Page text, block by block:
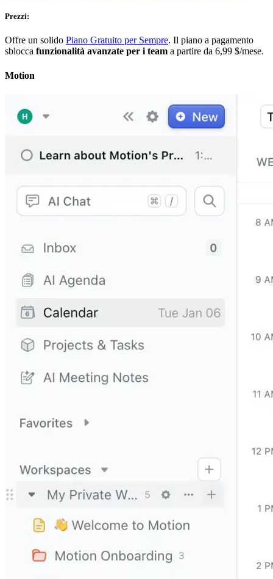
Prezzi:
Offre un solido Piano Gratuito per Sempre. Il piano a pagamento
sblocca funzionalità avanzate per i team a partire da 6,99 $/mese.
Motion